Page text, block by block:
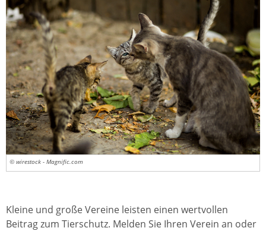
© wirestock - Magnific.com
Kleine und große Vereine leisten einen wertvollen
Beitrag zum Tierschutz. Melden Sie Ihren Verein an oder